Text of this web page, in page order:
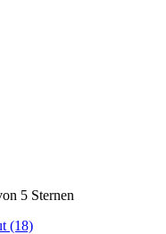
5 Sternen
(18)